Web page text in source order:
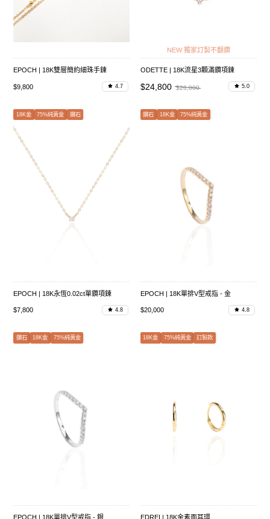
EPOCH | 18K雙層簡約細珠手鍊
$9,800 4.7
NEW 獨家訂製不翻鑽
ODETTE | 18K流星3顆滿鑽項鍊
$24,800 $26,000 5.0
18K金 75%純黃金 鑽石
EPOCH | 18K永恆0.02ct單鑽項鍊
$7,800 4.8
鑽石 18K金 75%純黃金
EPOCH | 18K單排V型戒指 - 金
$20,000 4.8
鑽石 18K金 75%純黃金
EPOCH | 18K單排V型戒指 - 銀
18K金 75%純黃金 訂製款
EDREI | 18K金素面耳環